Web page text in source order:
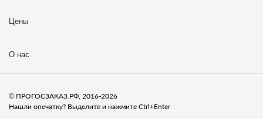
Цены
О нас
© ПРОГОСЗАКАЗ.РФ, 2016-2026
Нашли опечатку? Выделите и нажмите Ctrl+Enter